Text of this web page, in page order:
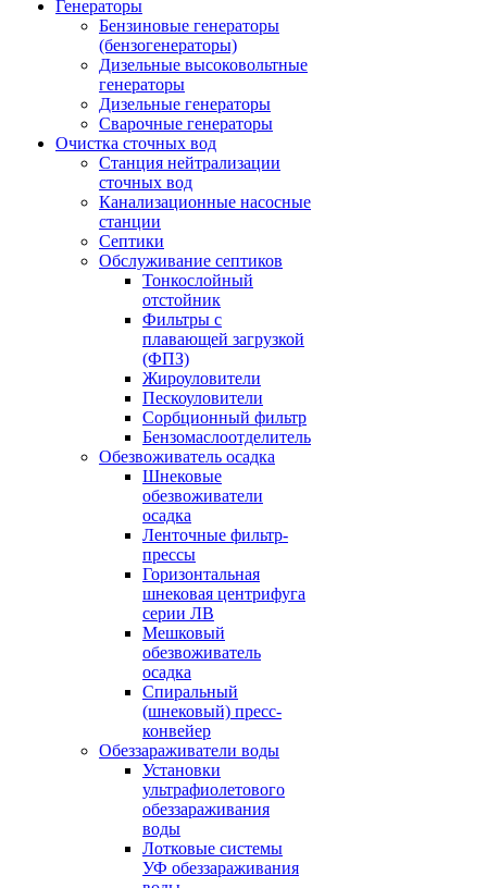
Генераторы
Бензиновые генераторы
(бензогенераторы)
Дизельные высоковольтные
генераторы
Дизельные генераторы
Сварочные генераторы
Очистка сточных вод
Станция нейтрализации
сточных вод
Канализационные насосные
станции
Септики
Обслуживание септиков
Тонкослойный
отстойник
Фильтры с
плавающей загрузкой
(ФПЗ)
Жироуловители
Пескоуловители
Сорбционный фильтр
Бензомаслоотделитель
Обезвоживатель осадка
Шнековые
обезвоживатели
осадка
Ленточные фильтр-
прессы
Горизонтальная
шнековая центрифуга
серии ЛВ
Мешковый
обезвоживатель
осадка
Спиральный
(шнековый) пресс-
конвейер
Обеззараживатели воды
Установки
ультрафиолетового
обеззараживания
воды
Лотковые системы
УФ обеззараживания